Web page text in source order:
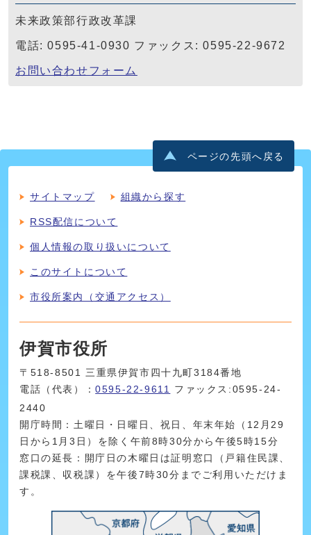
未来政策部行政改革課
電話: 0595-41-0930 ファックス: 0595-22-9672
お問い合わせフォーム
ページの先頭へ戻る
サイトマップ 組織から探す
RSS配信について
個人情報の取り扱いについて
このサイトについて
市役所案内（交通アクセス）
伊賀市役所
〒518-8501 三重県伊賀市四十九町3184番地
電話（代表）：0595-22-9611
ファックス:0595-24-
2440
開庁時間：土曜日・日曜日、祝日、年末年始（12月29
日から1月3日）を除く午前8時30分から午後5時15分
窓口の延長：開庁日の木曜日は証明窓口（戸籍住民課、
課税課、収税課）を午後7時30分までご利用いただけま
す。